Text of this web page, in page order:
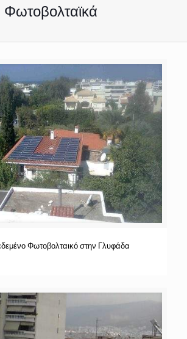
Φωτοβολταϊκά
Φωτοβολταικό στην Γλυφάδα